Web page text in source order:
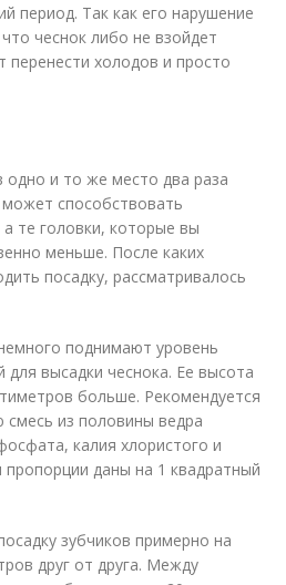
период. Так как его нарушение
чеснок либо не взойдет
холодов и просто
одно и то же место два раза
способствовать
те головки, которые вы
меньше. После каких
посадку, рассматривалось
поднимают уровень
для высадки чеснока. Ее высота
больше. Рекомендуется
из половины ведра
калия хлористого и
даны на 1 квадратный
зубчиков примерно на
друг от друга. Между